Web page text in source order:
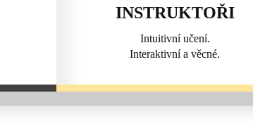
INSTRUKTOŘI
Intuitivní učení.
Interaktivní a věcné.